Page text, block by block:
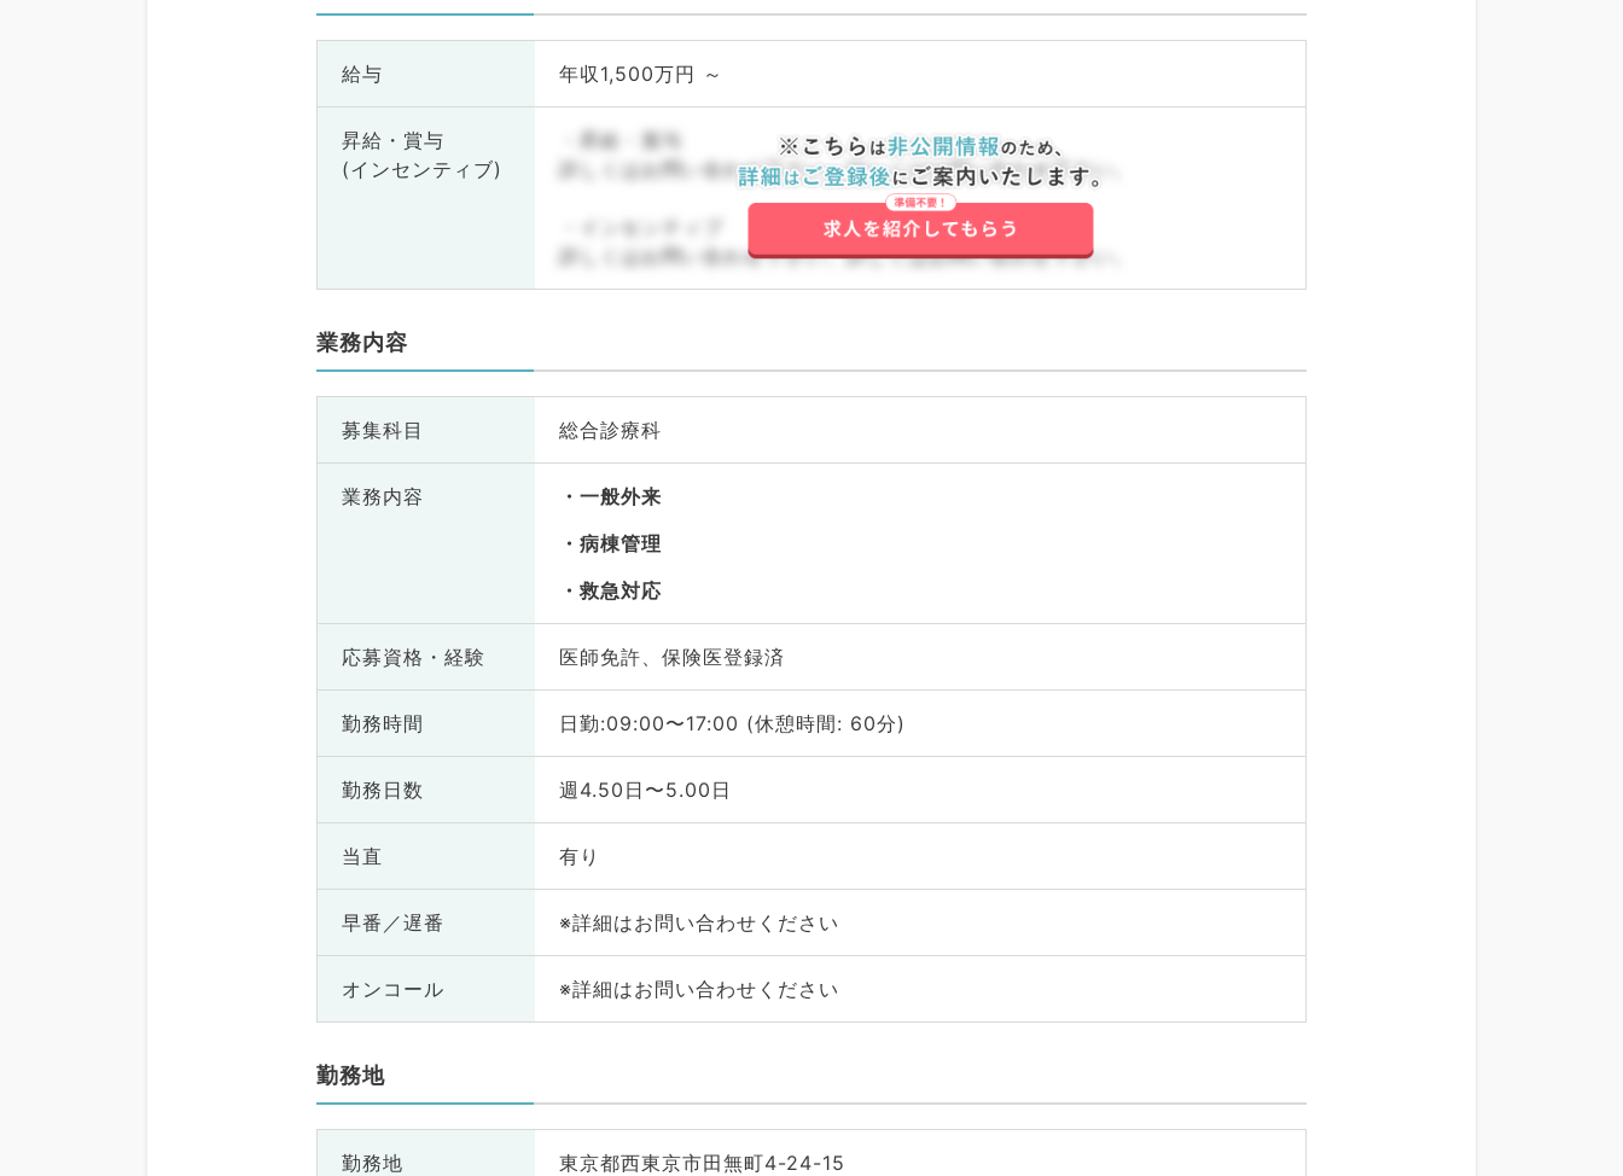
給与 年収1,500万円 ～
昇給・賞与
(インセンティブ)
・昇給・賞与
詳しくはお問い合わせ下さい。詳しくはお問い合わせ下さい。
・インセンティブ
詳しくはお問い合わせ下さい。詳しくはお問い合わせ下さい。
業務内容
募集科目 総合診療科
業務内容
一般外来
病棟管理
救急対応
応募資格・ 経験 医師免許、保険医登録済
勤務時間 日勤:09:00〜17:00 (休憩時間: 60分)
勤務日数 週4.50日〜5.00日
当直 有り
早番／遅番 ※詳細はお問い合わせください
オンコール ※詳細はお問い合わせください
勤務地
勤務地 東京都西東京市田無町4-24-15